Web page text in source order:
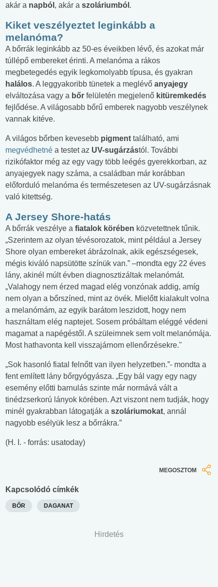
akár a napból , akár a szoláriumból .
Kiket veszélyeztet leginkább a
melanóma?
A bőrrák leginkább az 50-es éveikben lévő, és azokat már
túllépő embereket érinti. A melanóma a rákos
megbetegedés egyik legkomolyabb típusa, és gyakran
halálos. A leggyakoribb tünetek a meglévő anyajegy
elváltozása vagy a bőr felületén megjelenő kitüremkedés
fejlődése. A világosabb bőrű emberek nagyobb veszélynek
vannak kitéve.
A világos bőrben kevesebb pigment található, ami
megvédhetné a testet az UV-sugárzástól. További
rizikófaktor még az egy vagy több leégés gyerekkorban, az
anyajegyek nagy száma, a családban már korábban
előforduló melanóma és természetesen az UV-sugárzásnak
való kitettség.
A Jersey Shore-hatás
A bőrrák veszélye a fiatalok körében közvetettnek tűnik.
„Szerintem az olyan tévésorozatok, mint például a Jersey
Shore olyan embereket ábrázolnak, akik egészségesek,
mégis kiváló napsütötte színük van.” –mondta egy 22 éves
lány, akinél múlt évben diagnosztizáltak melanómát.
„Valahogy nem érzed magad elég vonzónak addig, amíg
nem olyan a bőrszíned, mint az övék. Mielőtt kialakult volna
a melanómám, az egyik barátom leszidott, hogy nem
használtam elég naptejet. Sosem próbáltam eléggé védeni
magamat a napégéstől. A szüleimnek sem volt melanómája.
Most hathavonta kell visszajárnom ellenőrzésekre."
„Sok hasonló fiatal felnőtt van ilyen helyzetben.”- mondta a
fent említett lány bőrgyógyásza. „Egy bál vagy egy nagy
esemény előtti barnulás szinte már normává vált a
tinédzserkorú lányok körében. Azt viszont nem tudják, hogy
minél gyakrabban látogatják a szoláriumokat, annál
nagyobb esélyük lesz a bőrrákra.”
(H. I. - forrás: usatoday)
MEGOSZTOM
Kapcsolódó címkék
BŐR DAGANAT
Hirdetés